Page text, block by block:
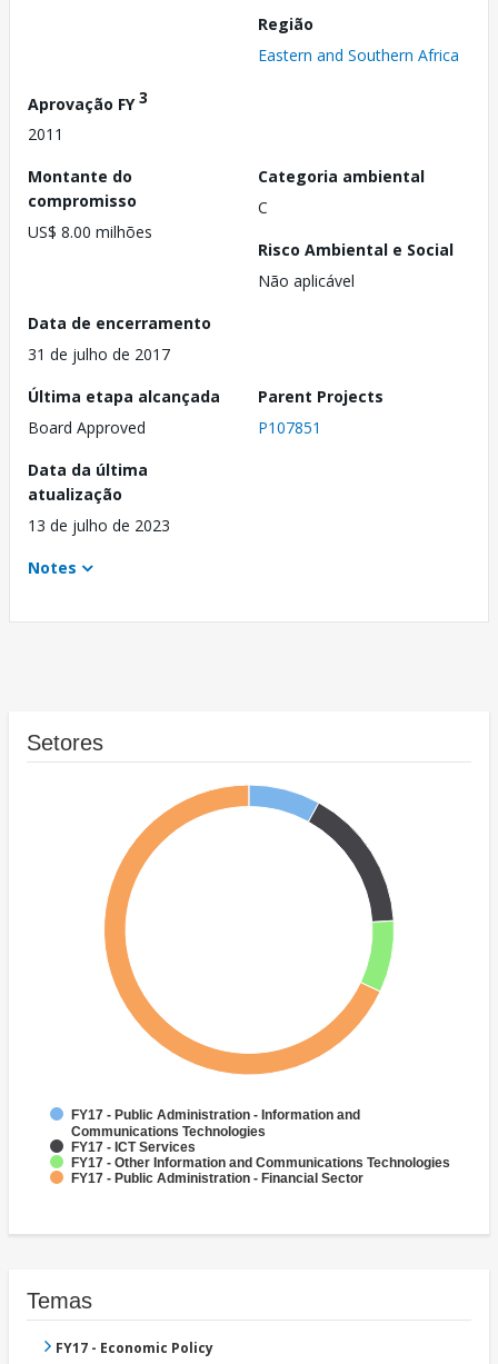
Região
Eastern and Southern Africa
Aprovação FY3
2011
Montante do
compromisso
US$ 8.00 milhões
Categoria ambiental
C
Risco Ambiental e Social
Não aplicável
Data de encerramento
31 de julho de 2017
Última etapa alcançada
Board Approved
Parent Projects
P107851
Data da última
atualização
13 de julho de 2023
Notes
Setores
FY17 - Public Administration - Information and
Communications Technologies
FY17 - ICT Services
FY17 - Other Information and Communications Technologies
FY17 - Public Administration - Financial Sector
Temas
FY17 - Economic Policy